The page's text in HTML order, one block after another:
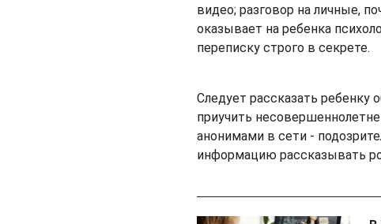
видео; разговор на личные,
оказывает на ребенка
переписку строго в секрете.
Следует рассказать ребенку
приучить
анонимами в сети -
информацию рассказывать